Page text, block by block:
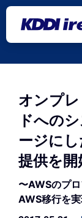
メインコンテンツ
オンプ
ドへの
ージに
提供を開
〜AWSのプ
AWS移行を